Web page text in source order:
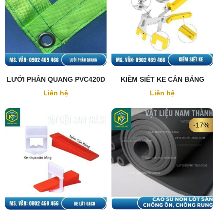
LƯỚI PHẢN QUANG PVC420D
Liên hệ
KIỀM SIẾT KE CÂN BẰNG
Liên hệ
-17%